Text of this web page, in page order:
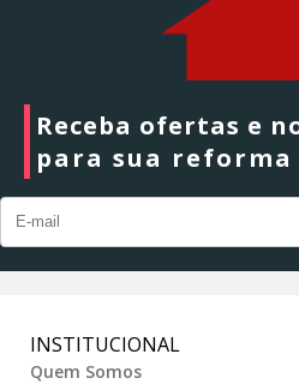
Receba ofertas e
para sua reforma
INSTITUCIONAL
Quem Somos